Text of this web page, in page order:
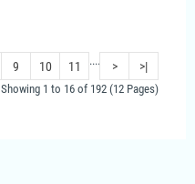
9 10 11 .... > >|
Showing 1 to 16 of 192 (12 Pages)